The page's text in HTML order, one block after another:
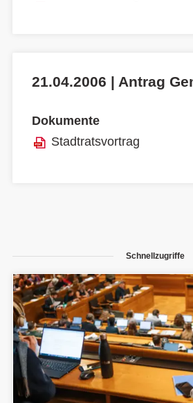
21.04.2006 | Antrag
Dokumente
Stadtratsvortrag
Schnellzugriffe